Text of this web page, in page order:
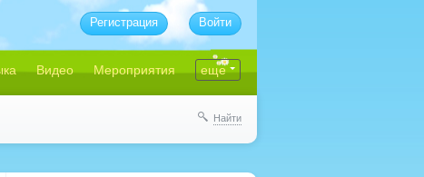
Видео Мероприятия еще
Регистрация Войти
Найти